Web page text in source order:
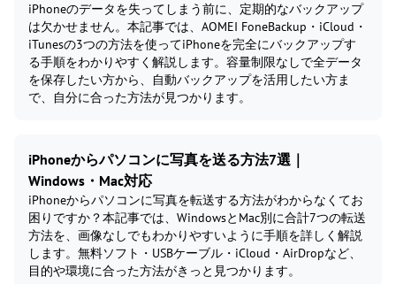
iPhoneのデータを失ってしまう前に、定期的なバックアップ
は欠かせません。本記事では、AOMEI FoneBackup・iCloud・
iTunesの3つの方法を使ってiPhoneを完全にバックアップす
る手順をわかりやすく解説します。容量制限なしで全データ
を保存したい方から、自動バックアップを活用したい方ま
で、自分に合った方法が見つかります。
iPhoneからパソコンに写真を送る方法7選｜
Windows・Mac対応
iPhoneからパソコンに写真を転送する方法がわからなくてお
困りですか？本記事では、WindowsとMac別に合計7つの転送
方法を、画像なしでもわかりやすいように手順を詳しく解説
します。無料ソフト・USBケーブル・iCloud・AirDropなど、
目的や環境に合った方法がきっと見つかります。